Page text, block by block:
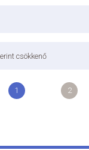
csökkenő
1 2